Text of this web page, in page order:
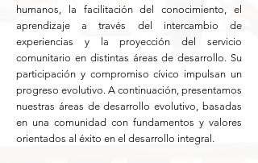
humanos, la facilitación del conocimiento, el
aprendizaje a través del intercambio de
experiencias y la proyección del servicio
comunitario en distintas áreas de desarrollo. Su
participación y compromiso cívico impulsan un
progreso evolutivo. A continuación, presentamos
nuestras áreas de desarrollo evolutivo, basadas
en una comunidad con fundamentos y valores
orientados al éxito en el desarrollo integral.